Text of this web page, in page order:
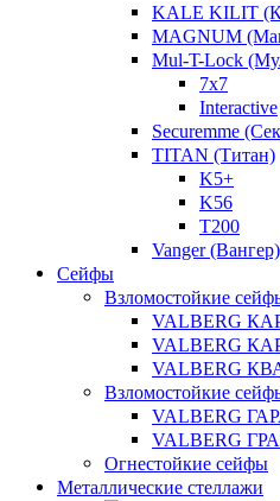
KALE KILIT
MAGNUM
Mul-T-Lock
7x7
Interactive
Securemme
TITAN (Титан)
K5+
K56
T200
Vanger (Вангер)
Сейфы
Взломостойкие
VALBERG
VALBERG
VALBERG
Взломостойкие
VALBERG
VALBERG
Огнестойкие сейфы
Металлические стеллажи